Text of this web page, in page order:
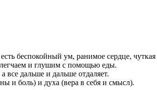
беспокойный ум, ранимое сердце,
и глушим с помощью еды.
дальше и дальше отдаляет.
и боль) и духа (вера в себя и смысл).